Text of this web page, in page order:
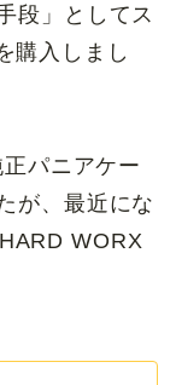
段」としてス
購入しまし
パニアケー
が、最近にな
WORX